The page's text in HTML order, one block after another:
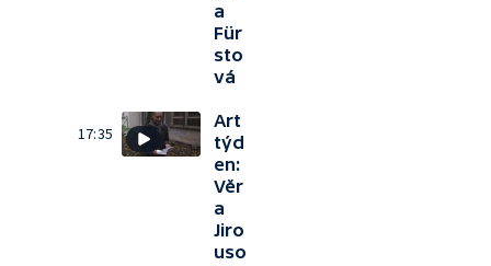
a
Für
sto
vá
17:35
Art
týd
en:
Věr
a
Jiro
uso